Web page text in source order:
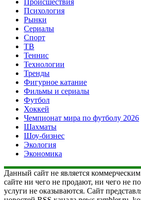
Психология
Рынки
Сериалы
Спорт
ТВ
Теннис
Технологии
Тренды
Фигурное катание
Фильмы и сериалы
Футбол
Хоккей
Чемпионат мира по футболу 2026
Шахматы
Шоу-бизнес
Экология
Экономика
Данный сайт не является
сайте ни чего не продают, ни чего не
услуги не оказываются. Сайт